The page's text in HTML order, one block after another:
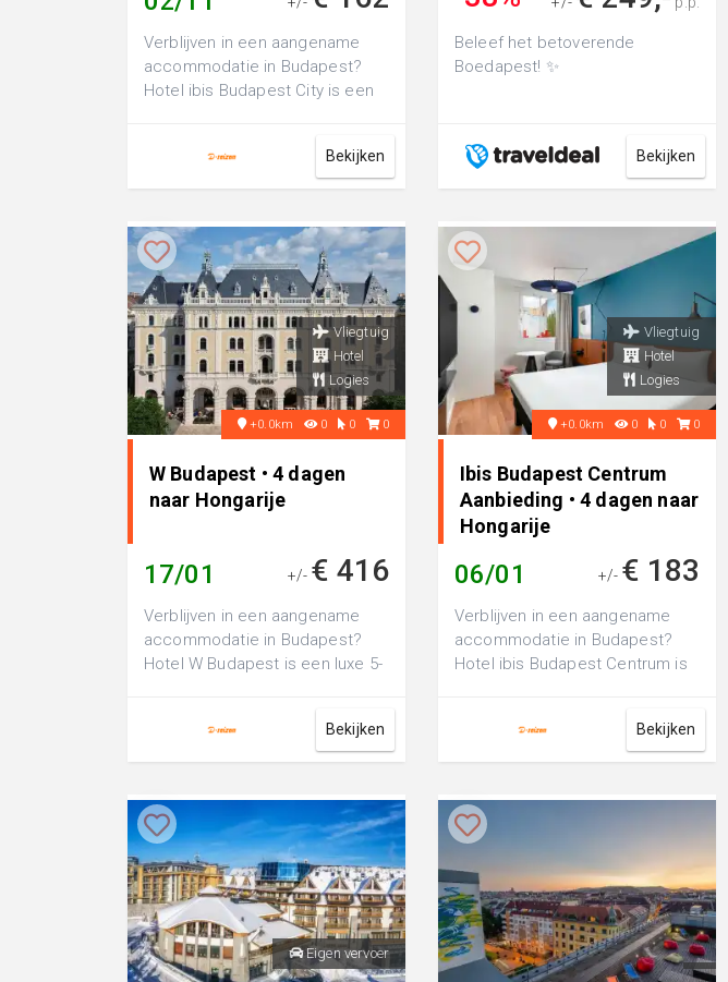
Verblijven in een aangename
accommodatie in Budapest?
Hotel ibis Budapest City is een
Bekijken
Beleef het betoverende
Boedapest! ✨
Bekijken
Vliegtuig
Hotel
Logies
+0.0km 0 0 0
W Budapest • 4 dagen
naar Hongarije
17/01 +/- € 416
Verblijven in een aangename
accommodatie in Budapest?
Hotel W Budapest is een luxe 5-
Bekijken
Vliegtuig
Hotel
Logies
+0.0km 0 0 0
Ibis Budapest Centrum
Aanbieding • 4 dagen naar
Hongarije
06/01 +/- € 183
Verblijven in een aangename
accommodatie in Budapest?
Hotel ibis Budapest Centrum is
Bekijken
Eigen vervoer